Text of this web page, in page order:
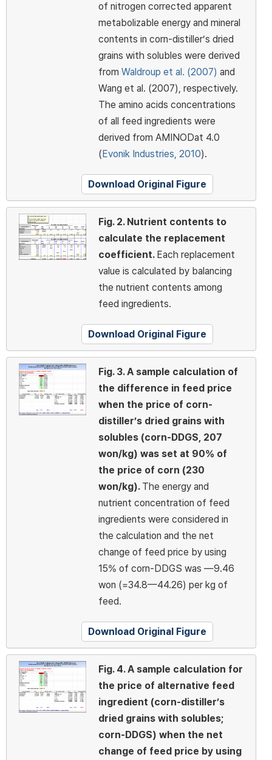
of nitrogen corrected apparent
metabolizable energy and mineral
contents in corn-distiller’s dried
grains with solubles were derived
from Waldroup et al. (2007) and
Wang et al. (2007), respectively.
The amino acids concentrations
of all feed ingredients were
derived from AMINODat 4.0
(Evonik Industries, 2010).
Download Original Figure
Fig. 2. Nutrient contents to
calculate the replacement
coefficient. Each replacement
value is calculated by balancing
the nutrient contents among
feed ingredients.
Download Original Figure
Fig. 3.A sample calculation of
the difference in feed price
when the price of corn-
distiller’s dried grains with
solubles (corn-DDGS, 207
won/kg) was set at 90% of
the price of corn (230
won/kg). The energy and
nutrient concentration of feed
ingredients were considered in
the calculation and the net
change of feed price by using
15% of corn-DDGS was —9.46
won (=34.8—44.26) per kg of
feed.
Download Original Figure
Fig. 4.A sample calculation for
the price of alternative feed
ingredient (corn-distiller’s
dried grains with solubles;
corn-DDGS) when the net
change of feed price by using